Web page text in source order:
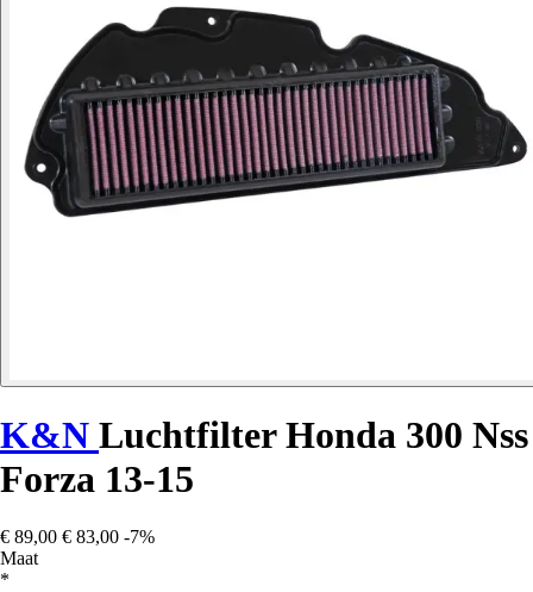
K&N Luchtfilter Honda 300 Nss
Forza 13-15
€ 89,00 € 83,00 -7%
Maat
*